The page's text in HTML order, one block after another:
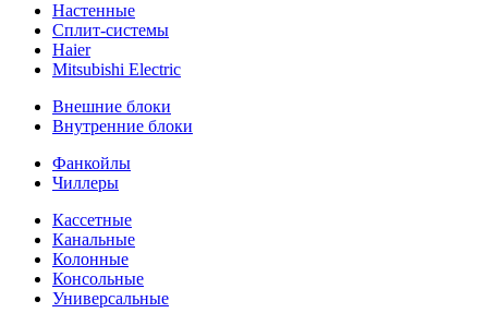
Настенные
Сплит-системы
Haier
Mitsubishi Electric
Внешние блоки
Внутренние блоки
Фанкойлы
Чиллеры
Кассетные
Канальные
Колонные
Консольные
Универсальные